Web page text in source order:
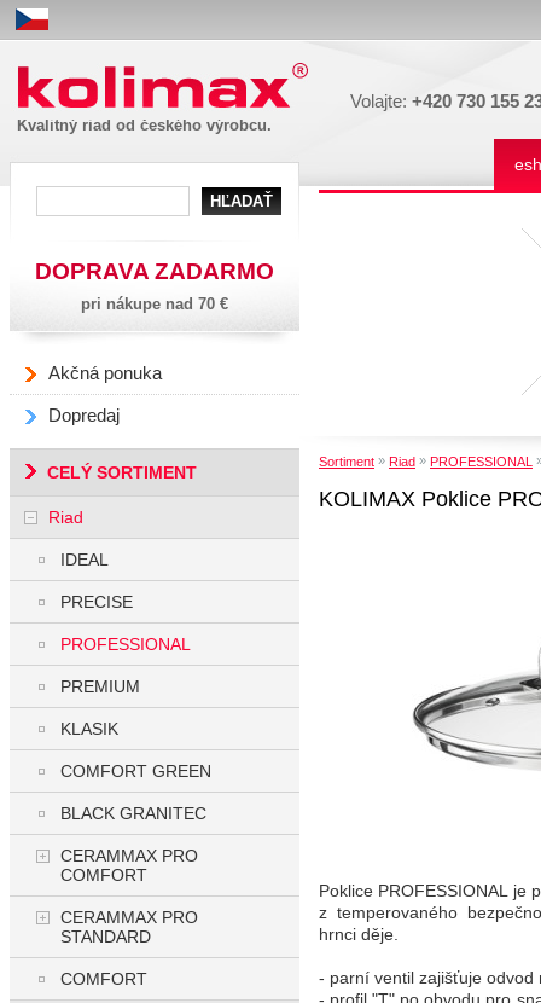
Kolimax
Sortiment » Riad » PROFESSIONAL
KOLIMAX Poklice
Poklice PROFESSIONAL je
z temperovaného
hrnci děje.
- parní ventil zajišťuje odvod
DOPRAVA ZADARMO
pri nákupe nad 70 €
Akčná ponuka
Dopredaj
CELÝ SORTIMENT
Riad
IDEAL
PRECISE
PROFESSIONAL
PREMIUM
KLASIK
COMFORT GREEN
BLACK GRANITEC
CERAMMAX PRO
COMFORT
CERAMMAX PRO
STANDARD
COMFORT
Kvalitný riad od českého výrobcu.
Volajte: +420 730 155